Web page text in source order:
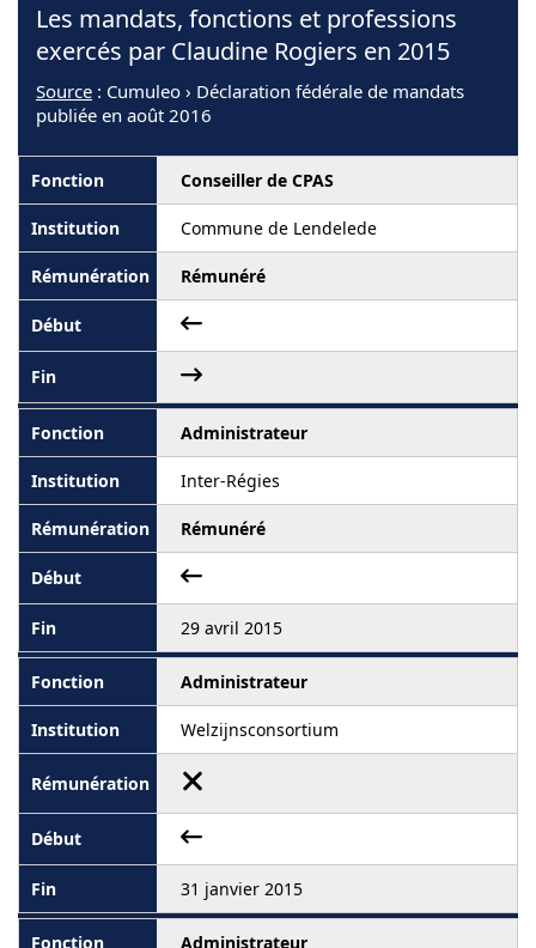
Les mandats, fonctions et professions
exercés par Claudine Rogiers en 2015
Source : Cumuleo › Déclaration fédérale de mandats
publiée en août 2016
Conseiller de CPAS
Commune de Lendelede
Rémunéré
Administrateur
Inter-Régies
Rémunéré
29 avril 2015
Administrateur
Welzijnsconsortium
31 janvier 2015
Administrateur